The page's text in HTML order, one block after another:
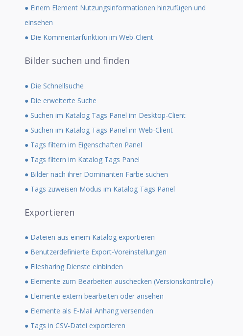
● Einem Element Nutzungsinformationen hinzufügen und
einsehen
● Die Kommentarfunktion im Web-Client
Bilder suchen und finden
● Die Schnellsuche
● Die erweiterte Suche
● Suchen im Katalog Tags Panel im Desktop-Client
● Suchen im Katalog Tags Panel im Web-Client
● Tags filtern im Eigenschaften Panel
● Tags filtern im Katalog Tags Panel
● Bilder nach ihrer Dominanten Farbe suchen
● Tags zuweisen Modus im Katalog Tags Panel
Exportieren
● Dateien aus einem Katalog exportieren
● Benutzerdefinierte Export-Voreinstellungen
● Filesharing Dienste einbinden
● Elemente zum Bearbeiten auschecken (Versionskontrolle)
● Elemente extern bearbeiten oder ansehen
● Elemente als E-Mail Anhang versenden
● Tags in CSV-Datei exportieren